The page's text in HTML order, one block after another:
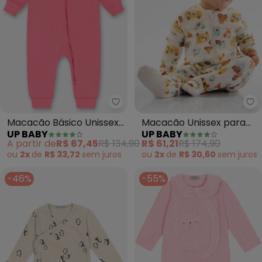
Up Baby - Macacão Básico
Macacão Básico Unissex
para Bebê (Rosa)
UP BABY
A partir deR$ 67,45R$ 134,90
ou 2x de R$ 33,72 sem juros
Macacão Unissex para
Bebê em Suedine (Bege)
UP BABY
R$ 61,21R$ 174,90
ou 2x de R$ 30,60 sem juros
-46% -55%